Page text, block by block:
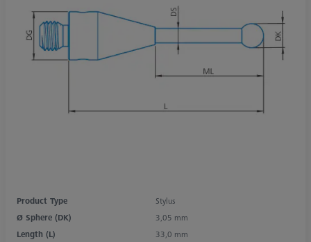
Product Type
Stylus
Ø Sphere (DK)
3,05 mm
Length (L)
33,0 mm